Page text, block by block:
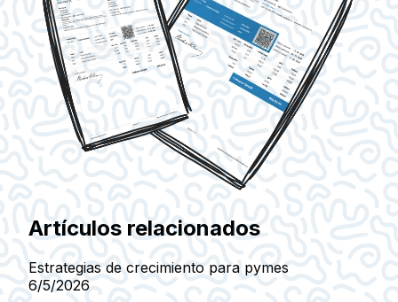
Artículos relacionados
Estrategias de crecimiento para pymes
6/5/2026